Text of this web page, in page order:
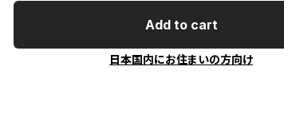
Add to cart
日本国内にお住まいの方向け